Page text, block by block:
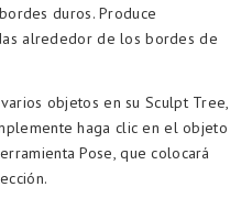
duros. Produce
alrededor de los bordes de
objetos en su Sculpt Tree,
haga clic en el objeto
Pose, que colocará